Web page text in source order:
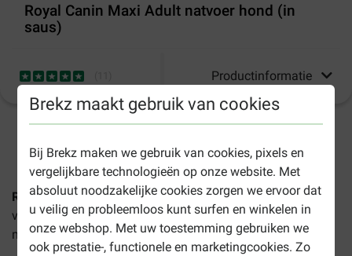
Brekz maakt gebruik van cookies
Bij Brekz maken we gebruik van cookies, pixels en
vergelijkbare technologieën op onze website. Met
absoluut noodzakelijke cookies zorgen we ervoor dat
u veilig en probleemloos kunt surfen en winkelen in
onze webshop. Met uw toestemming gebruiken we
ook prestatie-, functionele en marketingcookies. Zo
Royal Canin Maxi Adult natvoer hond (in
saus)
Productinformatie
Royal Canin Maxi Adult natvoeris geschikt voor grote
volwassen honden tussen de 15 maanden en 8 jaar oud,
met een gewicht tussen de 26 en 44 kilogram.